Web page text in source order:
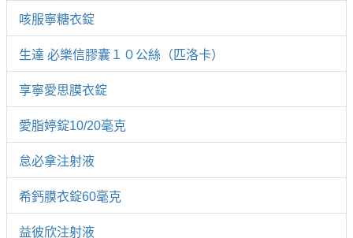
咳服寧糖衣錠
生達 必樂信膠囊１０公絲（匹洛卡）
享寧愛思膜衣錠
愛脂婷錠10/20毫克
怠必拿注射液
希鈣膜衣錠60毫克
益彼欣注射液